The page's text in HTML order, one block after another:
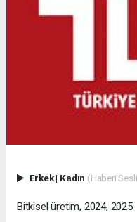
Erkek| Kadın (Haberi
Bitkisel üretim, 2024, 2025